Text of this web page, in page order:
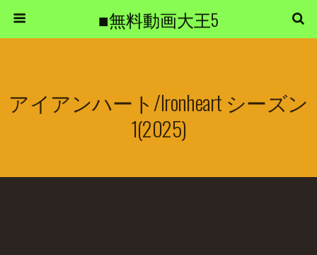
■無料動画大王5
アイアンハート/Ironheart シーズン
1(2025)